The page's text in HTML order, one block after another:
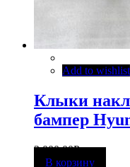
Add to wishlist
Клыки
бампер
2 000,00Р
В корзину